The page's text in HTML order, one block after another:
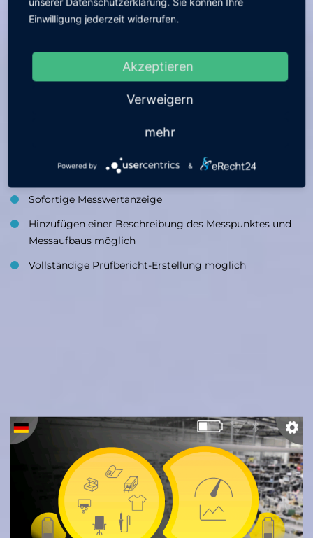
Automatische Führung durch den Prüfablauf
Lückenlose, auditfähige Messhistorie
Erhebliche Erleichterung bei wiederkehrenden
Flexible Auswahl des Messparameter
Sofortige Messwertanzeige
Hinzufügen einer Beschreibung des Messpunktes und
Messaufbaus möglich
Vollständige Prüfbericht-Erstellung möglich
Einwilligung jederzeit widerrufen.
Akzeptieren
Verweigern
mehr
Powered by &